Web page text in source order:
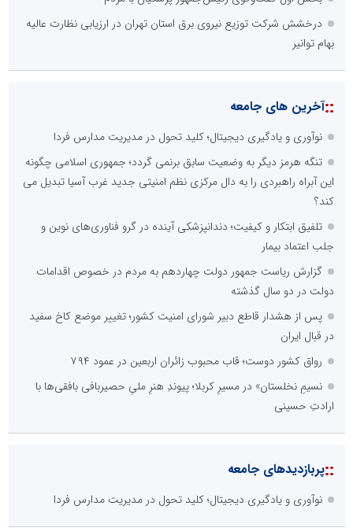
درخشش شرکت توزیع نیروی برق استان تهران در ارزیابی نظارت عالیه
بهام توانیر
::آخرین های جامعه
نوآوری و یادگیری دیجیتال؛ کلید تحول در مدیریت مدارس فردا
تنگه هرمز دیگر به وضعیت سابق برنمی گردد؛ جمهوری اسلامی چگونه
این آبراه راهبردی را به دال مرکزی نظم امنیتی جدید غرب آسیا تبدیل می
کند؟
تلفیق ابتکار و کیفیت؛ دندانپزشکی آینده در گرو فناوری‌های نوین و
جلب اعتماد بیمار
گزارش ریاست جمهور دولت چهاردهم به مردم در خصوص اقدامات
دولت در دو سال گذشته
پس از هشدار قاطع دبیر شورای امنیت کشور؛ تغییر موضع کاخ سفید
در قبال ایران
رواق کشور دوست؛ قاب محبوب زائران اربعین در عمود ۷۹۴
نسیمِ نخلستان» در مسیرِ کربلا؛ پیوندِ هنرِ ملیِ حصیربافی بافقی‌ها با
ارادتِ حسینی
::پربازدیدهای جامعه
نوآوری و یادگیری دیجیتال؛ کلید تحول در مدیریت مدارس فردا